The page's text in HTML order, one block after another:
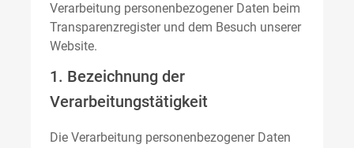
Verarbeitung personenbezogener Daten beim
Transparenzregister und dem Besuch unserer
Website.
1. Bezeichnung der
Verarbeitungstätigkeit
Die Verarbeitung personenbezogener Daten